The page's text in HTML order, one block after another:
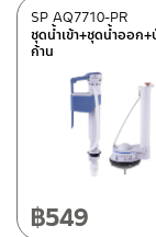
อะไหล่ AQ
อะไหล่ AQ
อะไหล่ AQ
อะไหล่ AQ
อะไหล่ AQ
อะไหล่ AQ
ชุดน้ำเข้า+ชุดน้ำออก
ก้าน
SP AQ7710-PR
฿549